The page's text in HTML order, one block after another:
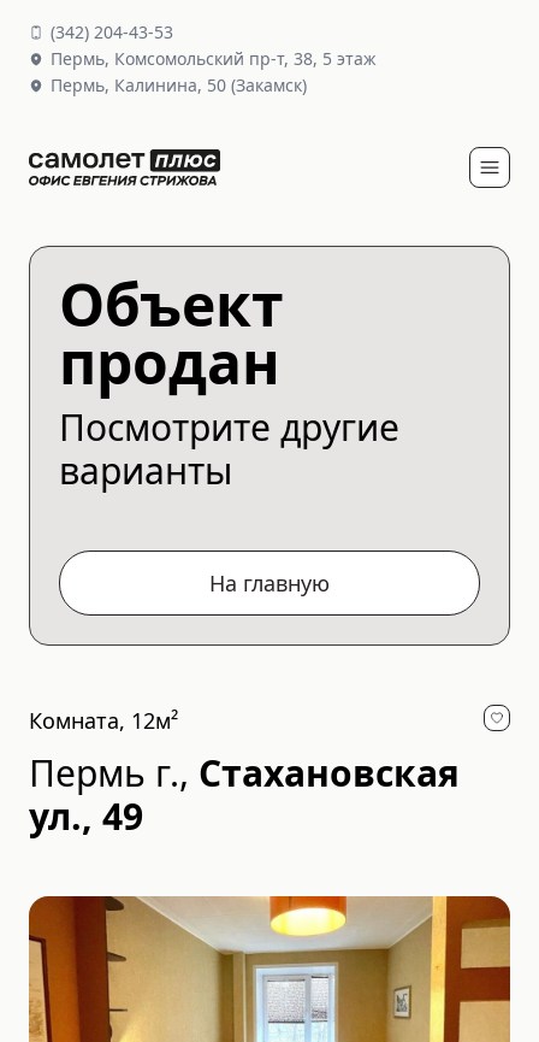
(342) 204-43-53
Пермь, Комсомольский пр-т, 38, 5 этаж
Пермь, Калинина, 50 (Закамск)
Объект
продан
Посмотрите другие
варианты
На главную
Комната, 12м²
Пермь г., Стахановская
ул., 49